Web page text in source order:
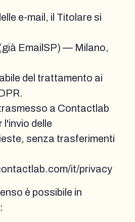
e-mail, il Titolare si
EmailSP) — Milano,
del trattamento ai
a Contactlab
l'invio delle
senza trasferimenti
it/privacy
è possibile in